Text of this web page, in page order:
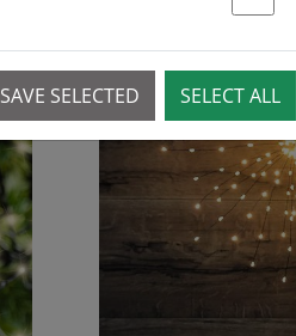
SAVE SELECTED SELECT ALL